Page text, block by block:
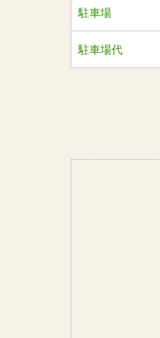
駐車場
駐車場代